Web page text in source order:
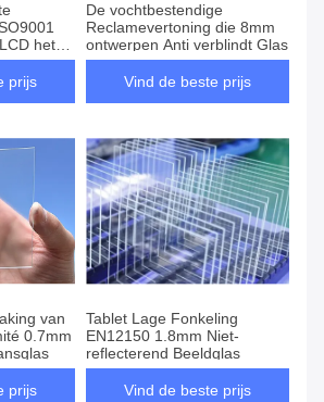
het
prijs
De vochtbestendige
Reclamevertoning die 8mm
ontwerpen Anti verblindt Glas
Vind de beste prijs
van
0.7mm
prijs
Tablet Lage Fonkeling
EN12150 1.8mm Niet-
reflecterend Beeldglas
Vind de beste prijs